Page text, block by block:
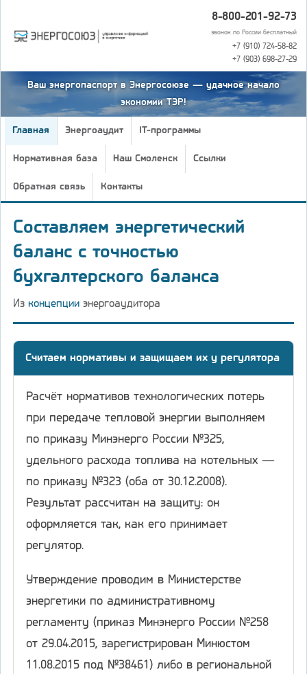
8-800-201-92-73
звонок по России бесплатный
+7 (910) 724-58-82
+7 (903) 698-27-29
Ваш энергопаспорт в Энергосоюзе — удачное начало
экономии ТЭР!
Главная Энергоаудит IT-программы
Нормативная база Наш Смоленск Ссылки
Обратная связь Контакты
Составляем энергетический
баланс с точностью
бухгалтерского баланса
Из концепции энергоаудитора
Считаем нормативы и защищаем их у регулятора
Расчёт нормативов технологических потерь
при передаче тепловой энергии выполняем
по приказу Минэнерго России №325,
удельного расхода топлива на котельных —
по приказу №323 (оба от 30.12.2008).
Результат рассчитан на защиту: он
оформляется так, как его принимает
регулятор.
Утверждение проводим в Министерстве
энергетики по административному
регламенту (приказ Минэнерго России №258
от 29.04.2015, зарегистрирован Минюстом
11.08.2015 под №38461) либо в региональной